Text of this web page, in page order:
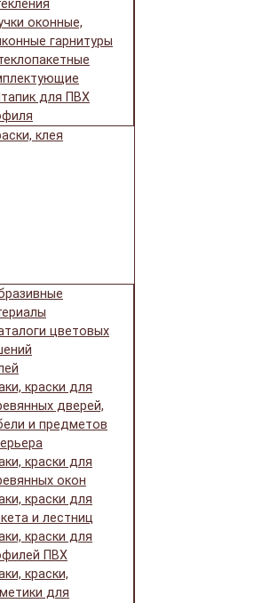
оконные,
гарнитуры
для ПВХ
клея
цветовых
краски для
дверей,
и предметов
краски для
окон
краски для
и лестниц
краски для
ПВХ
краски,
для